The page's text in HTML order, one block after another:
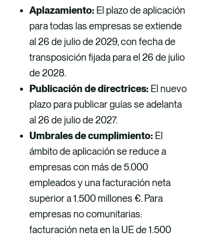
Aplazamiento: El plazo de aplicación
para todas las empresas se extiende
al 26 de julio de 2029, con fecha de
transposición fijada para el 26 de julio
de 2028.
Publicación de directrices: El nuevo
plazo para publicar guías se adelanta
al 26 de julio de 2027.
Umbrales de cumplimiento: El
ámbito de aplicación se reduce a
empresas con más de 5.000
empleados y una facturación neta
superior a 1.500 millones €. Para
empresas no comunitarias:
facturación neta en la UE de 1.500